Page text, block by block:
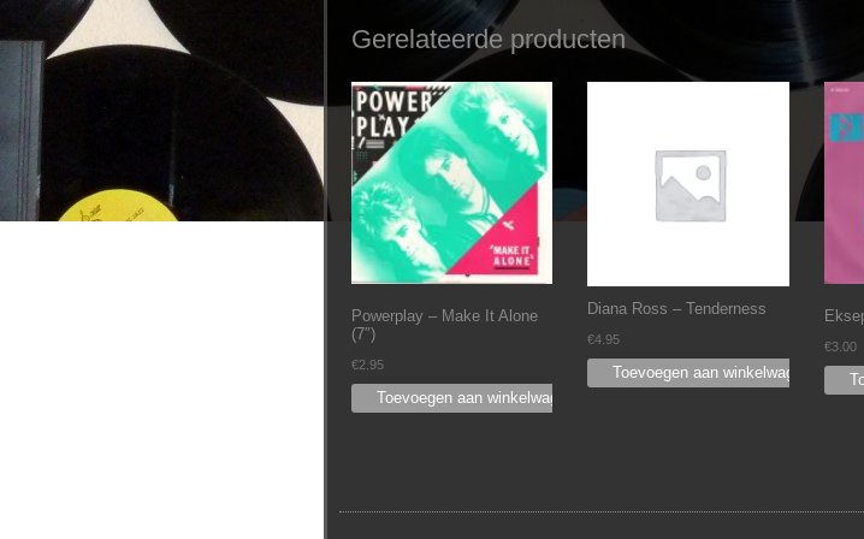
Gerelateerde producten
Powerplay – Make It Alone
(7″)
€2.95
Toevoegen aan winkelwagen
Diana Ross ‎– Tenderness
€4.95
Toevoegen aan winkelwagen
€3.00